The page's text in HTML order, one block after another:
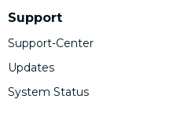
Support
Support-Center
Updates
System Status